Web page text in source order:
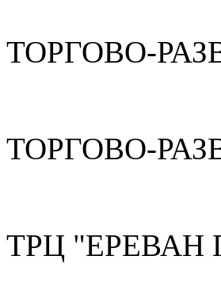
ТОРГОВО-
ТОРГОВО-
ТРЦ "ЕРЕВАН